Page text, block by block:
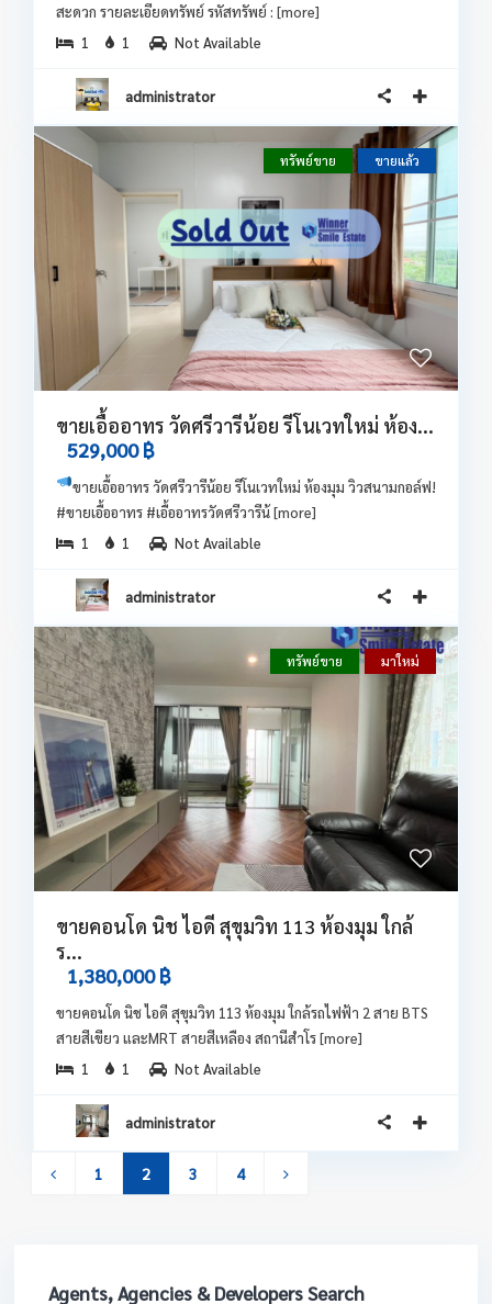
สะดวก รายละเอียดทรัพย์ รหัสทรัพย์ : [more]
1
1 Not Available
administrator
ทรัพย์ขาย ขายแล้ว
ขายเอื้ออาทร วัดศรีวารีน้อย รีโนเวทใหม่ ห้อง...
529,000 ฿
ขายเอื้ออาทร วัดศรีวารีน้อย รีโนเวทใหม่ ห้องมุม วิวสนามกอล์ฟ!
#ขายเอื้ออาทร #เอื้ออาทรวัดศรีวารีน้[more]
1
1 Not Available
administrator
ทรัพย์ขาย มาใหม่
ขายคอนโด นิช ไอดี สุขุมวิท 113 ห้องมุม ใกล้
ร...
1,380,000 ฿
ขายคอนโด นิช ไอดี สุขุมวิท 113 ห้องมุม ใกล้รถไฟฟ้า 2 สาย BTS
สายสีเขียว และMRT สายสีเหลือง สถานีสำโร[more]
1
1 Not Available
administrator
1 2 3 4
Agents, Agencies & Developers Search